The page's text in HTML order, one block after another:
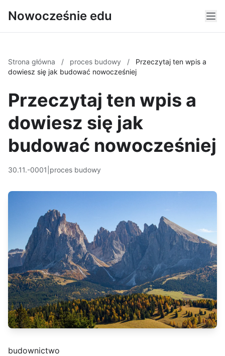
Nowocześnie edu
Strona główna / proces budowy /
Przeczytaj ten wpis a
dowiesz się jak budować nowocześniej
Przeczytaj ten wpis a
dowiesz się jak
budować nowocześniej
30.11.-0001 proces budowy
budownictwo